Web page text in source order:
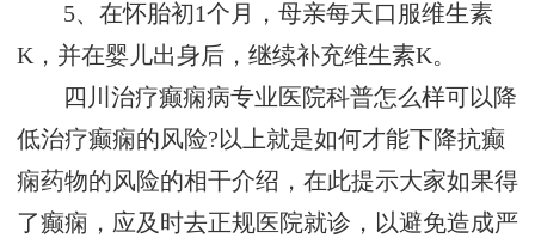
5、在怀胎初1个月，母亲每天口服维生素
K，并在婴儿出身后，继续补充维生素K。
四川治疗癫痫病专业医院科普怎么样可以降
低治疗癫痫的风险?以上就是如何才能下降抗癫
痫药物的风险的相干介绍，在此提示大家如果得
了癫痫，应及时去正规医院就诊，以避免造成严